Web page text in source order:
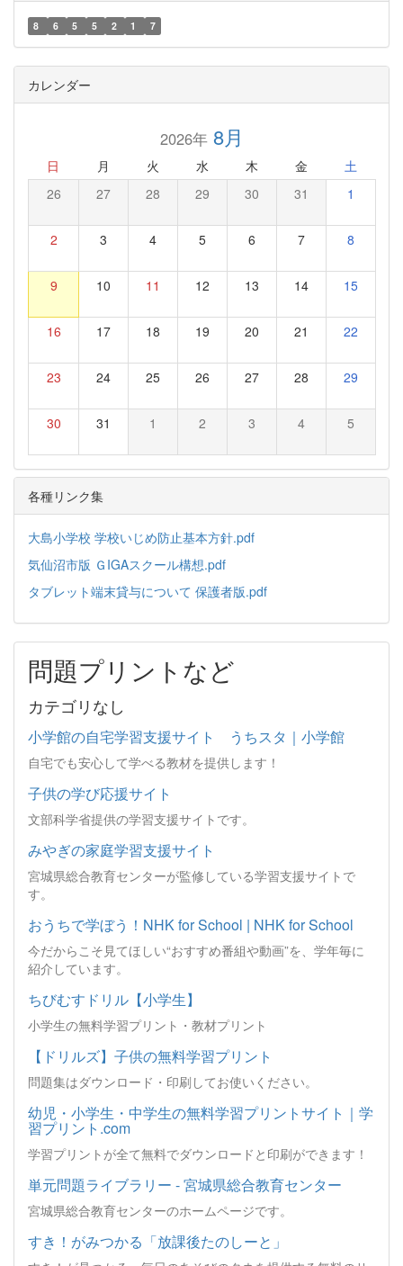
8 6 5 5 2 1 7
カレンダー
2026年8月
日 月 火 水 木 金 土
26 27 28 29 30 31 1
2 3 4 5 6 7 8
9 10 11 12 13 14 15
16 17 18 19 20 21 22
23 24 25 26 27 28 29
30 31 1 2 3 4 5
各種リンク集
大島小学校 学校いじめ防止基本方針.pdf
気仙沼市版 ＧIGAスクール構想.pdf
タブレット端末貸与について 保護者版.pdf
問題プリントなど
カテゴリなし
小学館の自宅学習支援サイト うちスタ｜小学館
自宅でも安心して学べる教材を提供します！
子供の学び応援サイト
文部科学省提供の学習支援サイトです。
みやぎの家庭学習支援サイト
宮城県総合教育センターが監修している学習支援サイトで
す。
おうちで学ぼう！NHK for School | NHK for School
今だからこそ見てほしい“おすすめ番組や動画”を、学年毎に
紹介しています。
ちびむすドリル【小学生】
小学生の無料学習プリント・教材プリント
【ドリルズ】子供の無料学習プリント
問題集はダウンロード・印刷してお使いください。
幼児・小学生・中学生の無料学習プリントサイト｜学
習プリント.com
学習プリントが全て無料でダウンロードと印刷ができます！
単元問題ライブラリー - 宮城県総合教育センター
宮城県総合教育センターのホームページです。
すき！がみつかる「放課後たのしーと」